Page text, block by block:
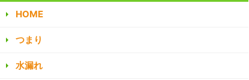
HOME
つまり
水漏れ